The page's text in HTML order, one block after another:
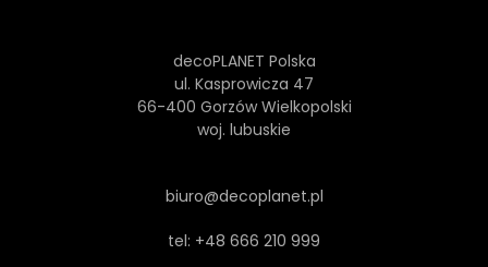
decoPLANET Polska
ul. Kasprowicza 47
66-400 Gorzów Wielkopolski
woj. lubuskie
biuro@decoplanet.pl
tel: +48 666 210 999